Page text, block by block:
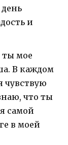
день
и
ты мое
В каждом
что ты
самой
в моей